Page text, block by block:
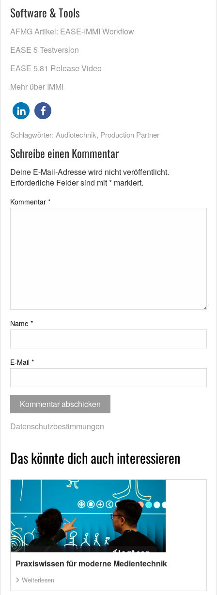
Software & Tools
AFMG Artikel: EASE-IMMI Workflow
EASE 5 Testversion
EASE 5.81 Release Video
Mehr über IMMI
Schlagwörter: Audiotechnik, Production Partner
Schreibe einen Kommentar
Deine E-Mail-Adresse wird nicht veröffentlicht.
Erforderliche Felder sind mit* markiert.
Kommentar *
Name *
E-Mail *
Datenschutzbestimmungen
Das könnte dich auch interessieren
Praxiswissen für moderne Medientechnik
Weiterlesen